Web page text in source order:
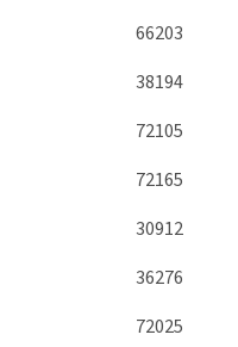
66203
38194
72105
72165
30912
36276
72025